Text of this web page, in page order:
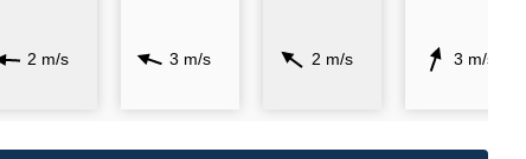
2 m/s 3 m/s 2 m/s 3 m/s